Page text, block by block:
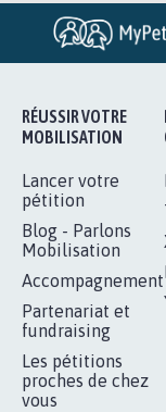
RÉUSSIR VOTRE
MOBILISATION
Lancer votre
pétition
Blog - Parlons
Mobilisation
Accompagnement
Partenariat et
fundraising
Les pétitions
proches de chez
vous